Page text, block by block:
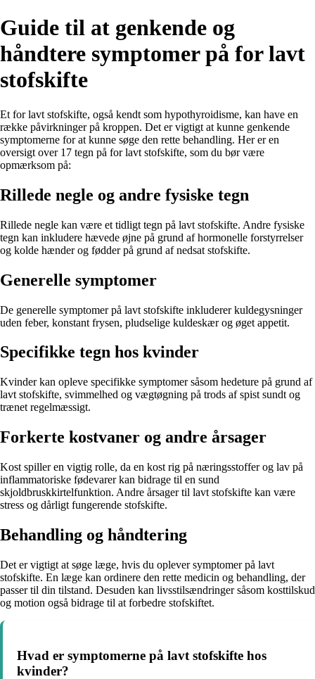
Guide til at genkende og
håndtere symptomer på for lavt
stofskifte
Et for lavt stofskifte, også kendt som hypothyroidisme, kan have en
række påvirkninger på kroppen. Det er vigtigt at kunne genkende
symptomerne for at kunne søge den rette behandling. Her er en
oversigt over 17 tegn på for lavt stofskifte, som du bør være
opmærksom på:
Rillede negle og andre fysiske tegn
Rillede negle kan være et tidligt tegn på lavt stofskifte. Andre fysiske
tegn kan inkludere hævede øjne på grund af hormonelle forstyrrelser
og kolde hænder og fødder på grund af nedsat stofskifte.
Generelle symptomer
De generelle symptomer på lavt stofskifte inkluderer kuldegysninger
uden feber, konstant frysen, pludselige kuldeskær og øget appetit.
Specifikke tegn hos kvinder
Kvinder kan opleve specifikke symptomer såsom hedeture på grund af
lavt stofskifte, svimmelhed og vægtøgning på trods af spist sundt og
trænet regelmæssigt.
Forkerte kostvaner og andre årsager
Kost spiller en vigtig rolle, da en kost rig på næringsstoffer og lav på
inflammatoriske fødevarer kan bidrage til en sund
skjoldbruskkirtelfunktion. Andre årsager til lavt stofskifte kan være
stress og dårligt fungerende stofskifte.
Behandling og håndtering
Det er vigtigt at søge læge, hvis du oplever symptomer på lavt
stofskifte. En læge kan ordinere den rette medicin og behandling, der
passer til din tilstand. Desuden kan livsstilsændringer såsom kosttilskud
og motion også bidrage til at forbedre stofskiftet.
Hvad er symptomerne på lavt stofskifte hos
kvinder?